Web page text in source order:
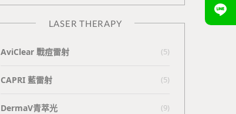
LASER THERAPY
AviClear 戰痘雷射 (5)
CAPRI 藍雷射 (5)
DermaV青萃光 (9)